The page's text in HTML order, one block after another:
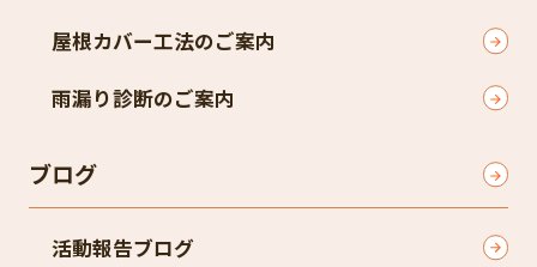
屋根カバー工法のご案内
雨漏り診断のご案内
ブログ
活動報告ブログ